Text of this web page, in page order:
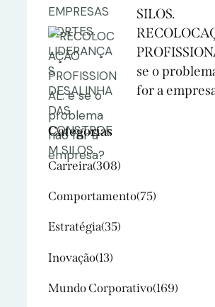
SILOS.
se o
for a
Categorias
Carreira(308)
Comportamento(75)
Estratégia(35)
Inovação(13)
Mundo Corporativo(169)